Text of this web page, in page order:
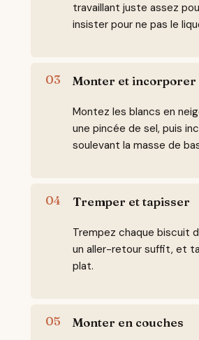
travaillant juste assez
insister pour ne pas le
Monter et incorporer
Montez les blancs en
une pincée de sel, puis
soulevant la masse de
Tremper et tapisser
Trempez chaque biscuit
un aller-retour suffit, et
plat.
Monter en couches